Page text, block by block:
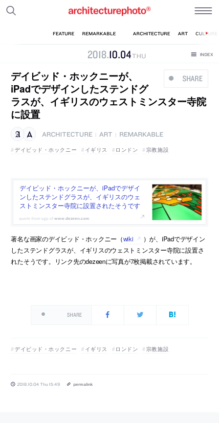
2018.10.04THU
SHARE
デイビッド・ホックニーが、
iPadでデザインしたステンドグ
ラスが、イギリスのウェストミンスター寺院
に設置
ARCHITECTURE ART
REMARKABLE
デイビッド・ホックニー
イギリス ロンドン 宗教施設
デイビッド・ホックニーが、iPadでデザイ
ンしたステンドグラスが、イギリスのウェ
ストミンスター寺院に設置されたそうです
www.dezeen.com
著名な画家のデイビッド・ホックニー（wiki
）が、iPadでデザイン
したステンドグラスが、イギリスのウェストミンスター寺院に設置さ
れたそうです。リンク先のdezeenに写真が7枚掲載されています。
SHARE
デイビッド・ホックニー イギリス ロンドン 宗教施設
2018.10.04 Thu 15:49 permalink